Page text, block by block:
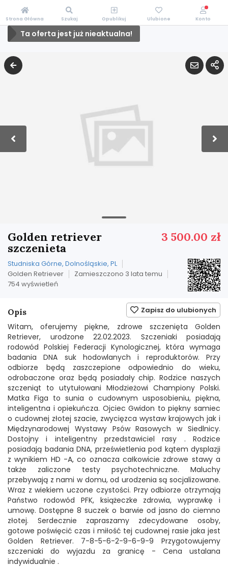
Ta oferta jest już nieaktualna!
3 500.00 zł
Golden retriever
szczenieta
Studniska Górne, Dolnośląskie, PL
Golden Retriever
Zamieszczono 3 lata temu
754 wyświetleń
Zapisz do ulubionych
Opis
Witam, oferujemy piękne, zdrowe szczenięta Golden
Retriever, urodzone 22.02.2023. Szczeniaki posiadają
rodowód Polskiej Federacji Kynologicznej, która wymaga
badania DNA suk hodowlanych i reproduktorów. Przy
odbiorze będą zaszczepione odpowiednio do wieku,
odrobaczone oraz będą posiadały chip. Rodzice naszych
szczeniąt to utytułowani Młodzieżowi Championy Polski.
Matka Figa to sunia o cudownym usposobieniu, piękna,
inteligentna i opiekuńcza. Ojciec Gwidon to piękny samiec
o cudownej złotej szacie, zwycięzca wystaw krajowych jak i
Międzynarodowej Wystawy Psów Rasowych w Siedlnicy.
Dostojny i inteligentny przedstawiciel rasy . Rodzice
posiadają badania DNA, prześwietlenia pod kątem dysplazji
z wynikiem HD -A, co oznacza całkowicie zdrowe stawy a
także zaliczone testy psychotechniczne. Maluchy
przebywają z nami w domu, od urodzenia są socjalizowane.
Wraz z wiekiem uczone czystości. Przy odbiorze otrzymają
Państwo rodowód PFK, książeczke zdrowia, wyprawkę i
umowę. Dostępne 8 suczek o barwie od jasno do ciemno
złotej. Serdecznie zapraszamy zdecydowane osoby,
gotowe poświęcić czas i miłość tej cudownej rasie jaka jest
Golden Retriever. 7-8-5-6-2-9-6-9-9 Przygotowujemy
szczeniaki do wyjazdu za granicę - Cena ustalana
indywidualnie .
Strona Główna Szukaj Opublikuj Ulubione Konto